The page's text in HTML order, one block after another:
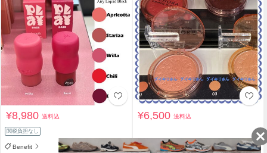
¥8,980送料込
関税負担なし
Benefit
¥6,500送料込
SEPHORA